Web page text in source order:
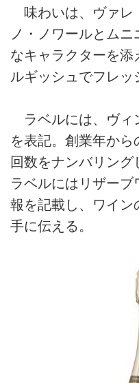
味わいは、ヴァレ
ノ・ノワールとム
なキャラクターを添
ルギッシュでフレッ
ラベルには、ヴィ
を表記。創業年か
回数をナンバリン
ラベルにはリザー
報を記載し、ワイン
手に伝える。